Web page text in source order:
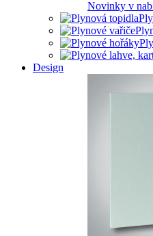
Novinky v
Design